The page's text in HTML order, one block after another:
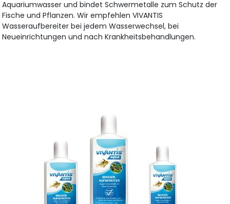
Aquariumwasser und bindet Schwermetalle zum Schutz der
Fische und Pflanzen. Wir empfehlen VIVANTIS
Wasseraufbereiter bei jedem Wasserwechsel, bei
Neueinrichtungen und nach Krankheitsbehandlungen.